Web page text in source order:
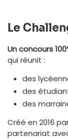
Le
Un concours
qui réunit :
des
des
des
Créé en 2016
partenariat